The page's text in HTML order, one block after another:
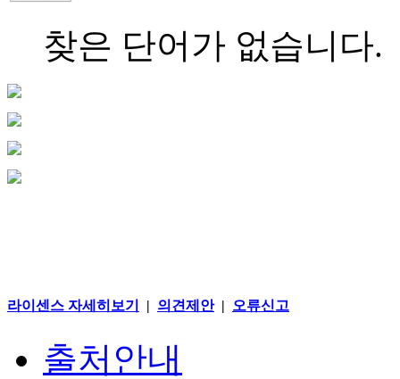
찾은 단어가 없습니다.
라이센스 자세히보기 | 의견제안| 오류신고
출처안내